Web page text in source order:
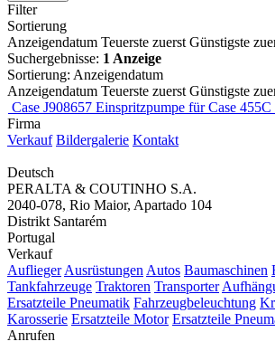
Filter
Sortierung
Anzeigendatum Teuerste zuerst Günstigste
Suchergebnisse: 1 Anzeige
Sortierung: Anzeigendatum
Anzeigendatum Teuerste zuerst Günstigste
Case J908657 Einspritzpumpe für Case 455C
Firma
Verkauf Bildergalerie Kontakt
Deutsch
PERALTA & COUTINHO S.A.
2040-078, Rio Maior, Apartado 104
Distrikt Santarém
Portugal
Verkauf
Auflieger Ausrüstungen Autos Baumaschinen
Tankfahrzeuge Traktoren Transporter
Ersatzteile Pneumatik Fahrzeugbeleuchtung
Karosserie Ersatzteile Motor Ersatzteile
Anrufen